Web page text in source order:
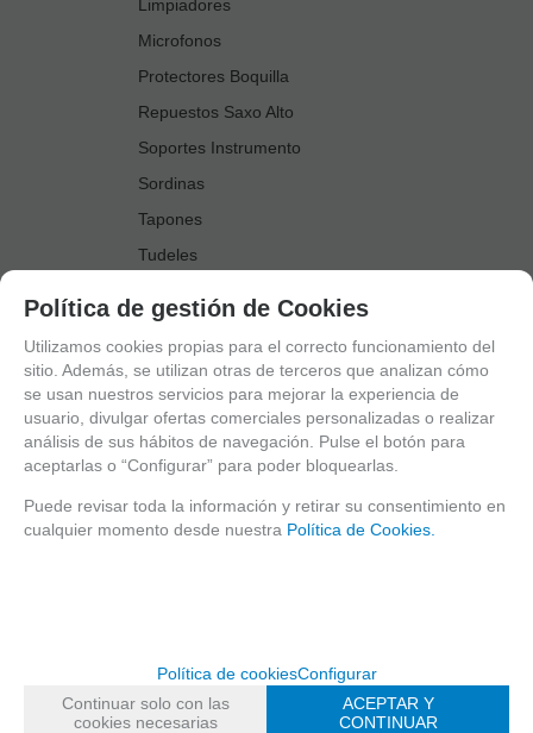
Limpiadores
Microfonos
Protectores Boquilla
Repuestos Saxo Alto
Soportes Instrumento
Sordinas
Tapones
Tudeles
Accesorios Saxo Tenor
Abrazaderas
Anillo Fonico Saxo Tenor
Atriles Marcha
Boquillas
Boquilleros
Cañas
Estuches Guardacañas
Estuches Instrumento
Política de gestión de Cookies
Utilizamos cookies propias para el correcto funcionamiento del
sitio. Además, se utilizan otras de terceros que analizan cómo
se usan nuestros servicios para mejorar la experiencia de
usuario, divulgar ofertas comerciales personalizadas o realizar
análisis de sus hábitos de navegación. Pulse el botón para
aceptarlas o “Configurar” para poder bloquearlas.
Puede revisar toda la información y retirar su consentimiento en
cualquier momento desde nuestra Política de Cookies.
Política de cookiesConfigurar
Continuar solo con las
cookies necesarias
ACEPTAR Y
CONTINUAR